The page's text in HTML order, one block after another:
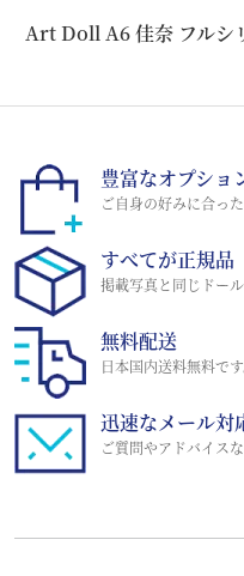
Art Doll A6 佳奈 フルシ
豊富なオプショ
ご自身の好みに合っ
すべてが正規品
掲載写真と同じドー
無料配送
日本国内送料無料で
迅速なメール対
ご質問やアドバイス